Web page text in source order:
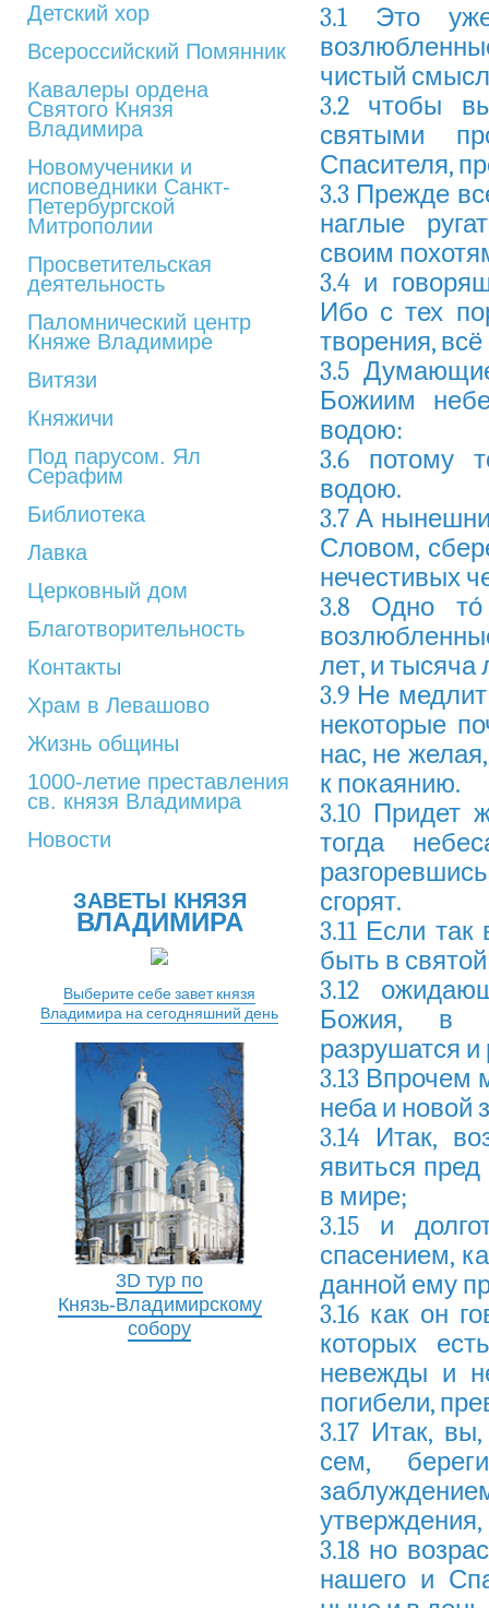
Детский хор
Всероссийский Помянник
Кавалеры ордена
Святого Князя
Владимира
Новомученики и
исповедники Санкт-
Петербургской
Митрополии
Просветительская
деятельность
Паломнический центр
Княже Владимире
Витязи
Княжичи
Под парусом. Ял
Серафим
Библиотека
Лавка
Церковный дом
Благотворительность
Контакты
Храм в Левашово
Жизнь общины
1000-летие преставления
св. князя Владимира
Новости
ЗАВЕТЫ КНЯЗЯ
ВЛАДИМИРА
Выберите себе завет князя
Владимира на сегодняшний день
3D тур по
Князь-Владимирскому
собору
3.1 Это
чистый
3.2 чтобы
святыми
Спасителя,
3.3 Прежде
наглые
своим
3.4 и
Ибо с тех
творения, всё
3.5
Божиим
водою:
3.6 потому
водою.
3.7 А
Словом,
нечестивых
3.8 Одно
лет, и тысяча
3.9 Не
некоторые
нас, не
к покаянию.
3.10 Придет
тогда
сгорят.
3.11 Если
быть в
3.12
Божия, в
разрушатся и
3.13 Впрочем
неба и новой
3.14 Итак,
явиться
в мире;
3.15 и
спасением,
данной ему
3.16 как он
которых
невежды и
погибели,
3.17 Итак,
сем,
утверждения,
3.18 но
нашего и